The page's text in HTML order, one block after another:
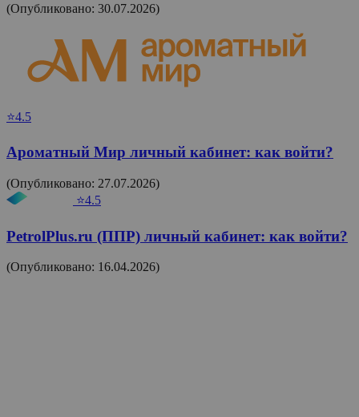
(Опубликовано: 30.07.2026)
⭐4.5
Ароматный Мир личный кабинет: как войти?
(Опубликовано: 27.07.2026)
⭐4.5
PetrolPlus.ru (ППР) личный кабинет: как войти?
(Опубликовано: 16.04.2026)